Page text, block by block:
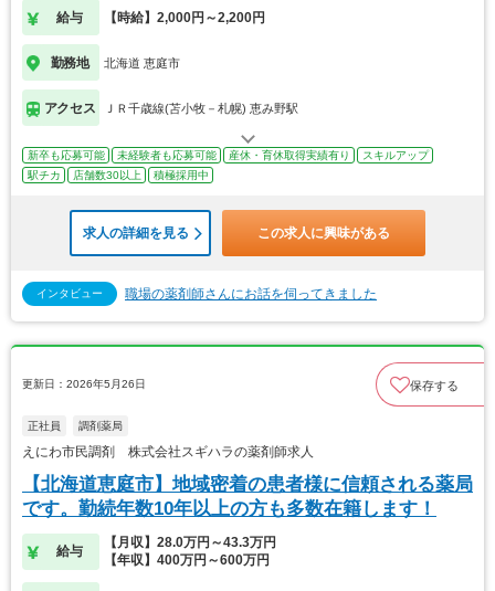
給与 【時給】2,000円～2,200円
勤務地 北海道 恵庭市
アクセス ＪＲ千歳線(苫小牧－札幌) 恵み野駅
新卒も応募可能 未経験者も応募可能 産休・育休取得実績有り
スキルアップ
駅チカ
店舗数30以上 積極採用中
求人の詳細を見る この求人に興味がある
インタビュー 職場の薬剤師さんにお話を伺ってきました
更新日：2026年5月26日 保存する
正社員 調剤薬局
えにわ市民調剤 株式会社スギハラの薬剤師求人
【北海道恵庭市】地域密着の患者様に信頼される薬局
です。勤続年数10年以上の方も多数在籍します！
給与
【月収】28.0万円～43.3万円
【年収】400万円～600万円